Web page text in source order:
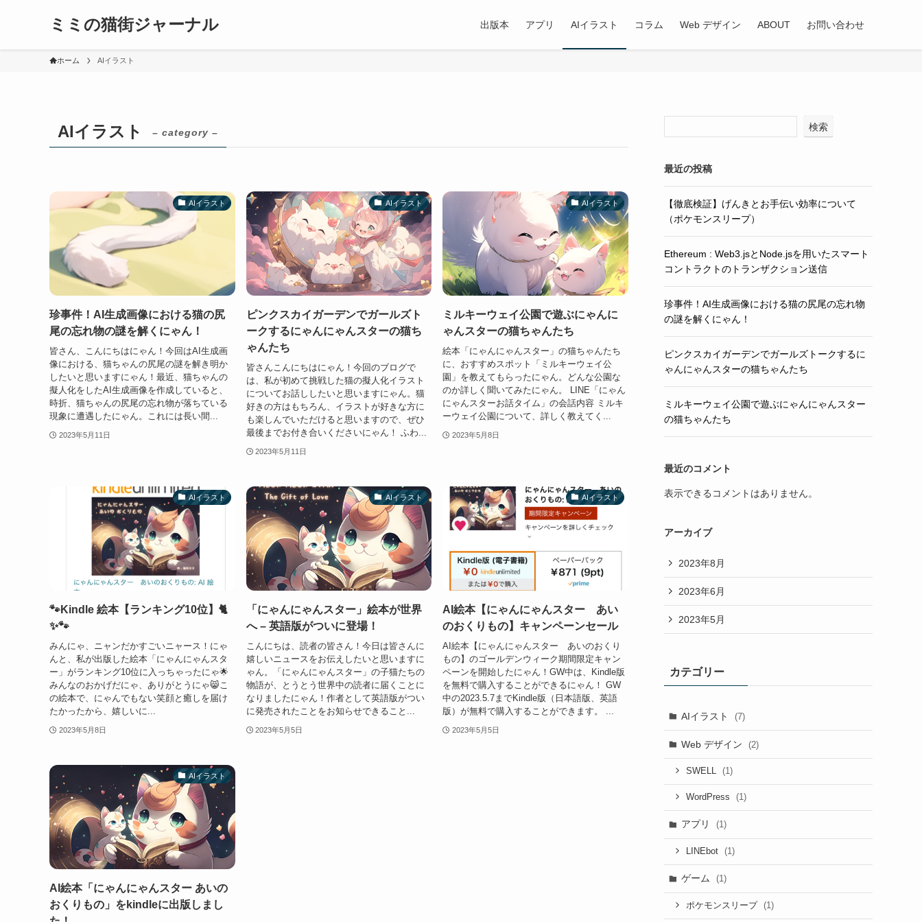
ミミの猫街ジャーナル 出版本 アプリ AIイラスト コラム Web デザイン ABOUT お問い合わせ
ホーム AIイラスト
AIイラスト – category –
AIイラスト
珍事件！AI生成画像における猫の尻
尾の忘れ物の謎を解くにゃん！
皆さん、こんにちはにゃん！今回はAI生成画
像における、猫ちゃんの尻尾の謎を解き明か
したいと思いますにゃん！最近、猫ちゃんの
擬人化をしたAI生成画像を作成していると、
時折、猫ちゃんの尻尾の忘れ物が落ちている
現象に遭遇したにゃん。これには長い間...
2023年5月11日
AIイラスト
ピンクスカイガーデンでガールズト
ークするにゃんにゃんスターの猫ち
ゃんたち
皆さんこんにちはにゃん！今回のブログで
は、私が初めて挑戦した猫の擬人化イラスト
についてお話ししたいと思いますにゃん。猫
好きの方はもちろん、イラストが好きな方に
も楽しんでいただけると思いますので、ぜひ
最後までお付き合いくださいにゃん！ ふわ...
2023年5月11日
AIイラスト
ミルキーウェイ公園で遊ぶにゃんに
ゃんスターの猫ちゃんたち
絵本「にゃんにゃんスター」の猫ちゃんたち
に、おすすめスポット「ミルキーウェイ公
園」を教えてもらったにゃん。どんな公園な
のか詳しく聞いてみたにゃん。 LINE「にゃん
にゃんスターお話タイム」の会話内容 ミルキ
ーウェイ公園について、詳しく教えてく...
2023年5月8日
AIイラスト
🐾Kindle 絵本【ランキング10位】🐈
✨🐾
みんにゃ、ニャンだかすごいニャース！にゃ
んと、私が出版した絵本「にゃんにゃんスタ
ー」がランキング10位に入っちゃったにゃ🌟
みんなのおかげだにゃ、ありがとうにゃ😸こ
の絵本で、にゃんでもない笑顔と癒しを届け
たかったから、嬉しいに...
2023年5月8日
AIイラスト
「にゃんにゃんスター」絵本が世界
へ – 英語版がついに登場！
こんにちは、読者の皆さん！今日は皆さんに
嬉しいニュースをお伝えしたいと思いますに
ゃん。「にゃんにゃんスター」の子猫たちの
物語が、とうとう世界中の読者に届くことに
なりましたにゃん！作者として英語版がつい
に発売されたことをお知らせできること...
2023年5月5日
AIイラスト
AI絵本【にゃんにゃんスター あい
のおくりもの】キャンペーンセール
AI絵本【にゃんにゃんスター あいのおくり
もの】のゴールデンウィーク期間限定キャン
ペーンを開始したにゃん！GW中は、Kindle版
を無料で購入することができるにゃん！ GW
中の2023.5.7までKindle版（日本語版、英語
版）が無料で購入することができます。 ...
2023年5月5日
AIイラスト
AI絵本「にゃんにゃんスター あいの
おくりもの」をkindleに出版しまし
検索
最近の投稿
【徹底検証】げんきとお手伝い効率について
（ポケモンスリープ）
Ethereum : Web3.jsとNode.jsを用いたスマート
コントラクトのトランザクション送信
珍事件！AI生成画像における猫の尻尾の忘れ物
の謎を解くにゃん！
ピンクスカイガーデンでガールズトークするに
ゃんにゃんスターの猫ちゃんたち
ミルキーウェイ公園で遊ぶにゃんにゃんスター
の猫ちゃんたち
最近のコメント
表示できるコメントはありません。
アーカイブ
2023年8月
2023年6月
2023年5月
カテゴリー
AIイラスト (7)
Web デザイン (2)
SWELL (1)
WordPress (1)
アプリ (1)
LINEbot (1)
ゲーム (1)
ポケモンスリープ (1)